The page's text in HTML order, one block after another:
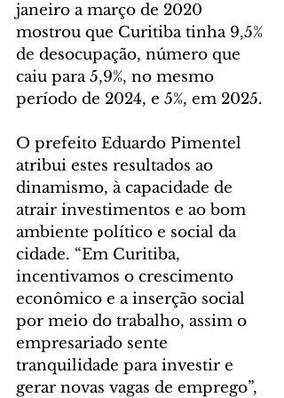
janeiro a março de 2020
mostrou que Curitiba tinha 9,5%
de desocupação, número que
caiu para 5,9%, no mesmo
período de 2024, e 5%, em 2025.
O prefeito Eduardo Pimentel
atribui estes resultados ao
dinamismo, à capacidade de
atrair investimentos e ao bom
ambiente político e social da
cidade. “Em Curitiba,
incentivamos o crescimento
econômico e a inserção social
por meio do trabalho, assim o
empresariado sente
tranquilidade para investir e
gerar novas vagas de emprego”,